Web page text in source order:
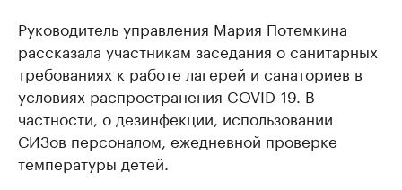
Руководитель управления Мария Потемкина
рассказала участникам заседания о санитарных
требованиях к работе лагерей и санаториев в
условиях распространения COVID-19. В
частности, о дезинфекции, использовании
СИЗов персоналом, ежедневной проверке
температуры детей.